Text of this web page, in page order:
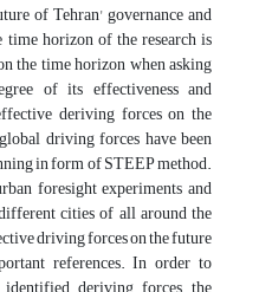
of Tehran' governance and
horizon of the research is
the time horizon when asking
of its effectiveness and
deriving forces on the
driving forces have been
in form of STEEP method.
foresight experiments and
cities of all around the
driving forces on the future
references. In order to